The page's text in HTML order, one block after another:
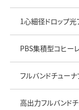
1心細径ドロップ光
PBS集積型コヒー
フルバンドチュー
高出力フルバンド